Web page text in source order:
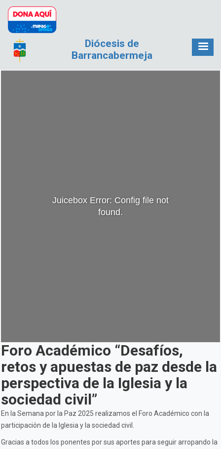
Pasar al contenido principal
Diócesis de
Barrancabermeja
Juicebox Error: Config file not
found.
Foro Académico “Desafíos,
retos y apuestas de paz desde la
perspectiva de la Iglesia y la
sociedad civil”
En la Semana por la Paz 2025 realizamos el Foro Académico con la
participación de la Iglesia y la sociedad civil.
Gracias a todos los ponentes por sus aportes para seguir arropando la